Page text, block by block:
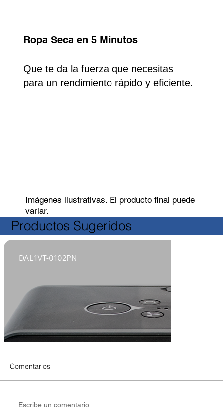
Ropa Seca en 5 Minutos
Que te da la fuerza que necesitas
para un rendimiento rápido y eficiente.
Imágenes ilustrativas. El producto final puede
variar.
Productos Sugeridos
DAL1VT-0102PN
Comentarios
Escribe un comentario